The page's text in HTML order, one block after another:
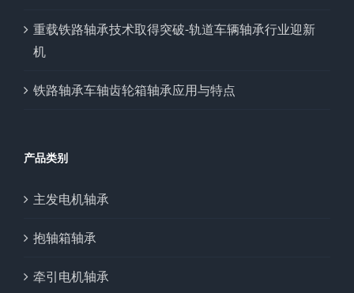
重载铁路轴承技术取得突破-轨道车辆轴承行业迎新
机
铁路轴承车轴齿轮箱轴承应用与特点
产品类别
主发电机轴承
抱轴箱轴承
牵引电机轴承